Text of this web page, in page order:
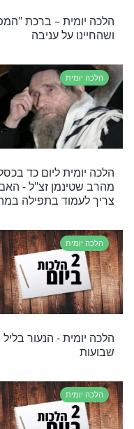
מתי אסור
– סעודה רביעית
– ברכת "המפיל"
עניבה